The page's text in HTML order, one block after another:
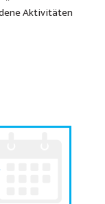
Aktivitäten